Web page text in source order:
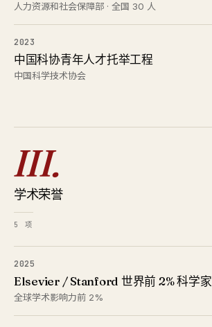
人力资源和社会保障部 · 全国 30 人
2023
中国科协青年人才托举工程
中国科学技术协会
III.
学术荣誉
5 项
2025
Elsevier / Stanford 世界前 2% 科学家
全球学术影响力前 2%